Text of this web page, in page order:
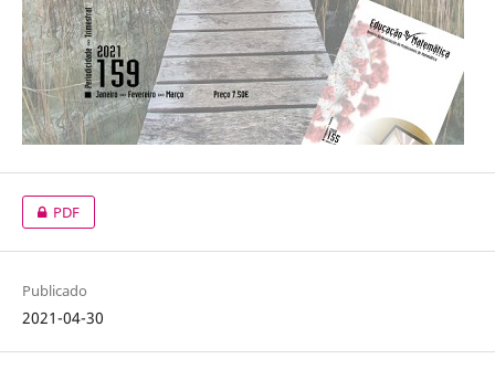
PDF
Publicado
2021-04-30